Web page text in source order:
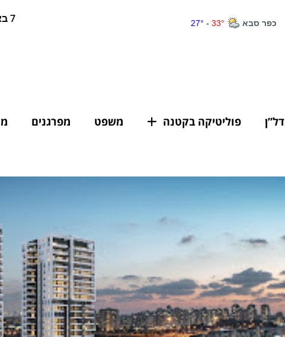
7 באוגוסט 2026 16:23
פוליטיקה בקטנה משפט מפרגנים